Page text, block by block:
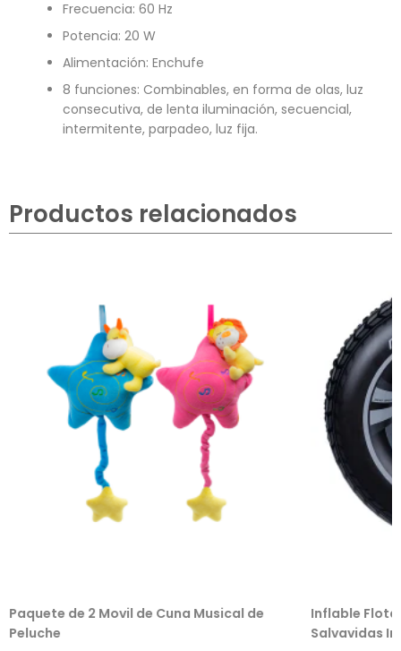
Frecuencia: 60 Hz
Potencia: 20 W
Alimentación: Enchufe
8 funciones: Combinables, en forma de olas, luz
consecutiva, de lenta iluminación, secuencial,
intermitente, parpadeo, luz fija.
Productos relacionados
Paquete de 2 Movil de Cuna Musical de
Peluche
Inflable
Salvavidas